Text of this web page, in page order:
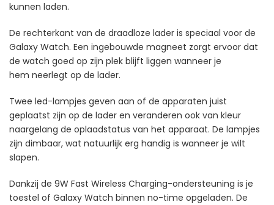
kunnen laden.
De rechterkant van de draadloze lader is speciaal voor de
Galaxy Watch. Een ingebouwde magneet zorgt ervoor dat
de watch goed op zijn plek blijft liggen wanneer je
hem neerlegt op de lader.
Twee led-lampjes geven aan of de apparaten juist
geplaatst zijn op de lader en veranderen ook van kleur
naargelang de oplaadstatus van het apparaat. De lampjes
zijn dimbaar, wat natuurlijk erg handig is wanneer je wilt
slapen.
Dankzij de 9W Fast Wireless Charging-ondersteuning is je
toestel of Galaxy Watch binnen no-time opgeladen. De